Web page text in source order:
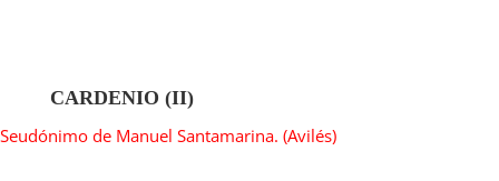
CARDENIO (II)
Seudónimo de Manuel Santamarina. (Avilés)